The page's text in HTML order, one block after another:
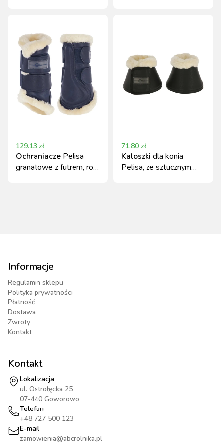
129.13 zł
Ochraniacze Pelisa
granatowe z futrem, roz.
71.80 zł
Kaloszki dla konia
Pelisa, ze sztucznym
Informacje
Regulamin sklepu
Polityka prywatności
Płatność
Dostawa
Zwroty
Kontakt
Kontakt
Lokalizacja
ul. Ostrołęcka 25
07-440 Goworowo
Telefon
+48 727 500 123
E-mail
zamowienia@abcrolnika.pl